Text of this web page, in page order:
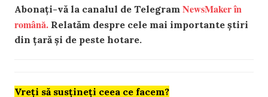
Abonați-vă la canalul de Telegram NewsMaker în
română. Relatăm despre cele mai importante știri
din țară și de peste hotare.
Vreți să susțineți ceea ce facem?